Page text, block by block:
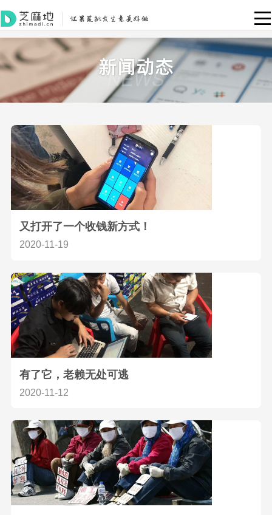
又打开了一个收钱新方式！
2020-11-19
有了它，老赖无处可逃
2020-11-12